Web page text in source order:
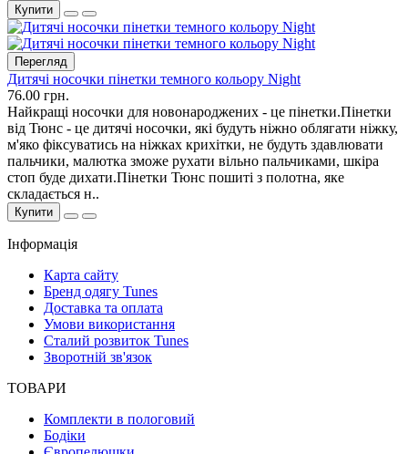
Купити
Перегляд
Дитячі носочки пінетки темного кольору Night
76.00 грн.
Найкращі носочки для новонароджених - це пінетки.Пінетки
від Тюнс - це дитячі носочки, які будуть ніжно облягати ніжку,
м'яко фіксуватись на ніжках крихітки, не будуть здавлювати
пальчики, малютка зможе рухати вільно пальчиками, шкіра
стоп буде дихати.Пінетки Тюнс пошиті з полотна, яке
складається н..
Купити
Інформація
Карта сайту
Бренд одягу Tunes
Доставка та оплата
Умови використання
Сталий розвиток Tunes
Зворотній зв'язок
ТОВАРИ
Комплекти в пологовий
Бодіки